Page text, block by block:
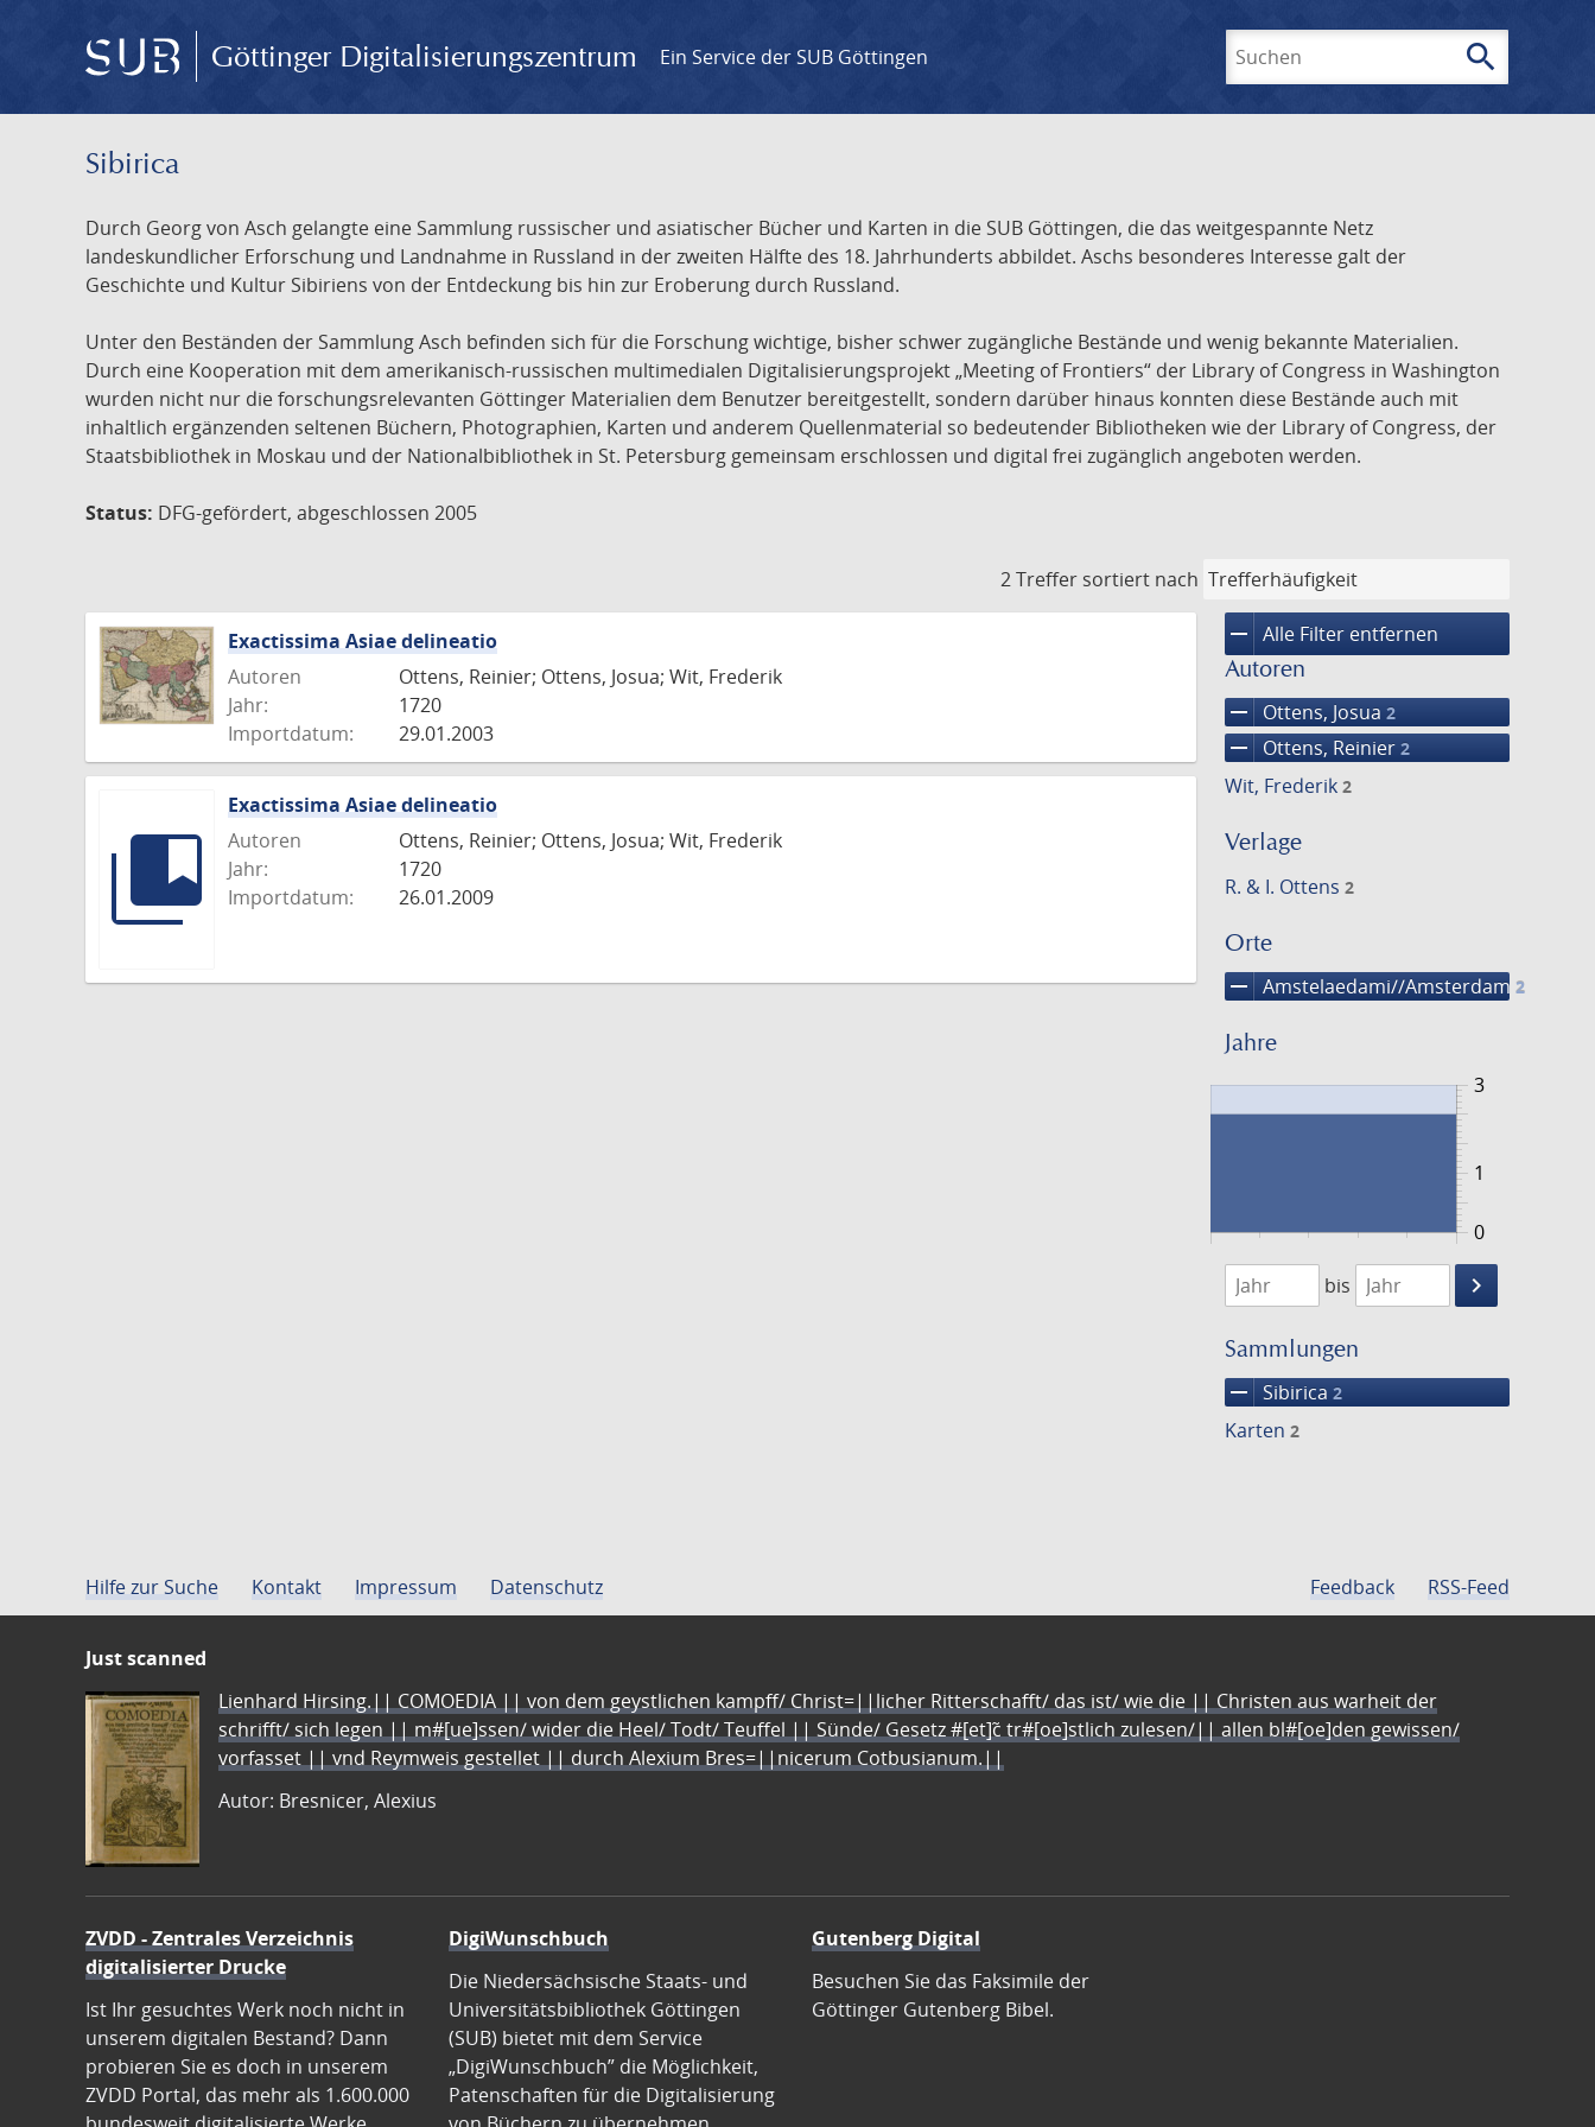
Göttinger Digitalisierungszentrum Ein Service der SUB Göttingen search
Sibirica
Durch Georg von Asch gelangte eine Sammlung russischer und asiatischer Bücher und Karten in die SUB Göttingen, die das weitgespannte Netz
landeskundlicher Erforschung und Landnahme in Russland in der zweiten Hälfte des 18. Jahrhunderts abbildet. Aschs besonderes Interesse galt der
Geschichte und Kultur Sibiriens von der Entdeckung bis hin zur Eroberung durch Russland.
Unter den Beständen der Sammlung Asch befinden sich für die Forschung wichtige, bisher schwer zugängliche Bestände und wenig bekannte Materialien.
Durch eine Kooperation mit dem amerikanisch-russischen multimedialen Digitalisierungsprojekt „Meeting of Frontiers“ der Library of Congress in Washington
wurden nicht nur die forschungsrelevanten Göttinger Materialien dem Benutzer bereitgestellt, sondern darüber hinaus konnten diese Bestände auch mit
inhaltlich ergänzenden seltenen Büchern, Photographien, Karten und anderem Quellenmaterial so bedeutender Bibliotheken wie der Library of Congress, der
Staatsbibliothek in Moskau und der Nationalbibliothek in St. Petersburg gemeinsam erschlossen und digital frei zugänglich angeboten werden.
Status: DFG-gefördert, abgeschlossen 2005
2 Treffer sortiert nach
remove Alle Filter entfernen
Autoren
remove Ottens, Josua 2
remove Ottens, Reinier 2
Wit, Frederik 2
Verlage
R. & I. Ottens 2
Orte
remove Amstelaedami//Amsterdam 2
Jahre
0
3
1
1720
1721
bis
keyboard_arrow_right
Suche
Sammlungen
remove Sibirica 2
Karten 2
Exactissima Asiae delineatio
Autoren
Ottens, Reinier; Ottens, Josua; Wit, Frederik
Jahr:
1720
Importdatum:
29.01.2003
Exactissima Asiae delineatio
Autoren
Ottens, Reinier; Ottens, Josua; Wit, Frederik
Jahr:
1720
Importdatum:
26.01.2009
Hilfe zur Suche Kontakt Impressum Datenschutz Feedback RSS-Feed
Just scanned
Lienhard Hirsing.|| COMOEDIA || von dem geystlichen kampff/ Christ=||licher Ritterschafft/ das ist/ wie die || Christen aus warheit der
schrifft/ sich legen || m#[ue]ssen/ wider die Heel/ Todt/ Teuffel || Sünde/ Gesetz #[et]c̃ tr#[oe]stlich zulesen/|| allen bl#[oe]den gewissen/
vorfasset || vnd Reymweis gestellet || durch Alexium Bres=||nicerum Cotbusianum.||
Autor: Bresnicer, Alexius
ZVDD - Zentrales Verzeichnis
digitalisierter Drucke
Ist Ihr gesuchtes Werk noch nicht in
unserem digitalen Bestand? Dann
probieren Sie es doch in unserem
ZVDD Portal, das mehr als 1.600.000
DigiWunschbuch
Die Niedersächsische Staats- und
Universitätsbibliothek Göttingen
(SUB) bietet mit dem Service
„DigiWunschbuch” die Möglichkeit,
Patenschaften für die Digitalisierung
Gutenberg Digital
Besuchen Sie das Faksimile der
Göttinger Gutenberg Bibel.